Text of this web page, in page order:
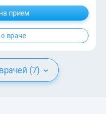
прием
враче
(7)